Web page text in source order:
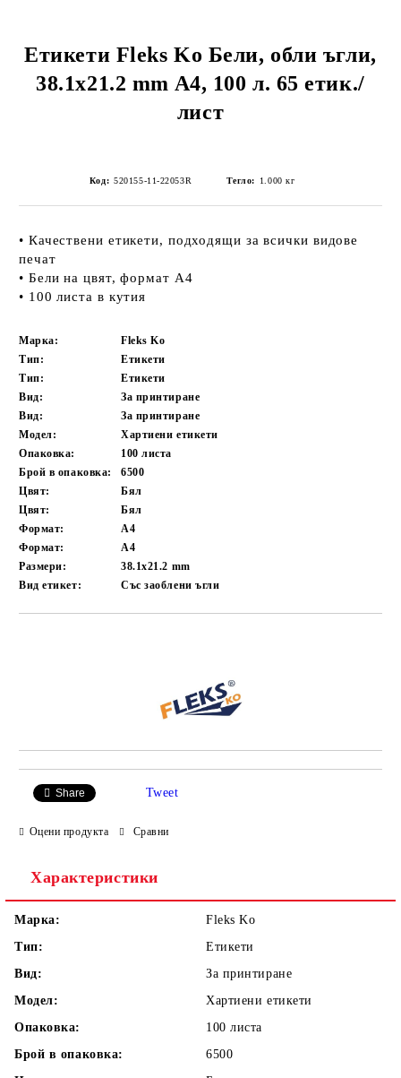
Етикети Fleks Ko Бели, обли ъгли,
38.1x21.2 mm A4, 100 л. 65 етик./
лист
Код: 520155-11-22053R Тегло: 1.000 кг
• Качествени етикети, подходящи за всички видове
печат
• Бели на цвят, формат А4
• 100 листа в кутия
Марка:
Fleks Ko
Тип:
Етикети
Тип:
Етикети
Вид:
За принтиране
Вид:
За принтиране
Модел:
Хартиени етикети
Опаковка:
100 листа
Брой в опаковка:
6500
Цвят:
Бял
Цвят:
Бял
Формат:
A4
Формат:
A4
Размери:
38.1x21.2 mm
Вид етикет:
Със заоблени ъгли
Share Tweet
Оцени продукта Сравни
Характеристики
Марка:
Fleks Ko
Тип:
Етикети
Вид:
За принтиране
Модел:
Хартиени етикети
Опаковка:
100 листа
Брой в опаковка:
6500